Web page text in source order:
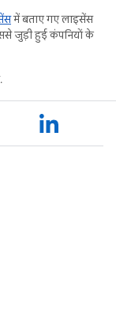
में बताए गए लाइसेंस
जुड़ी हुई कंपनियों के